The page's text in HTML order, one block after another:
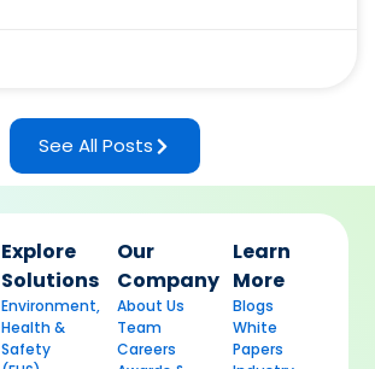
See All Posts
Explore
Solutions
Environment,
Health &
Safety
Our
Company
About Us
Team
Careers
Learn
More
Blogs
White
Papers